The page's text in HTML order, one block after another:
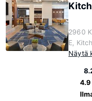
2960
E,
Näytä
4.9